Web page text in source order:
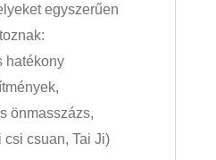
egyszerűen
hatékony
önmasszázs,
csi csuan, Tai Ji)